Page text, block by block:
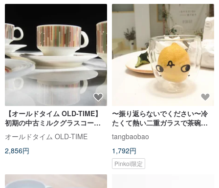
【オールドタイム OLD-TIME】
初期の中古ミルクグラスコーヒ
ーカップ（1杯1皿セット）
オールドタイム OLD-TIME
2,856円
〜振り返らないでください〜冷
たくて熱い二重ガラスで茶碗を
失神させます
tangbaobao
1,792円
Pinkoi限定